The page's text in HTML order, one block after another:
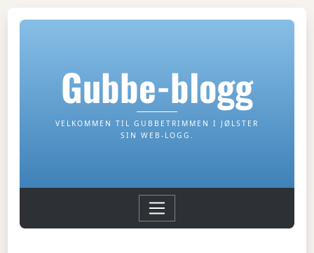
Gubbe-blogg
VELKOMMEN TIL GUBBETRIMMEN I JØLSTER
SIN WEB-LOGG.